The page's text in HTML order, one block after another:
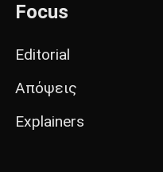
Focus
Editorial
Απόψεις
Explainers